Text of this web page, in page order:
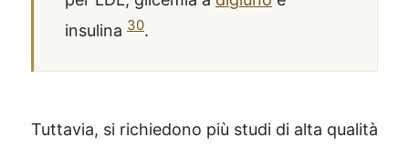
insulina 30.
Tuttavia, si richiedono più studi di alta qualità